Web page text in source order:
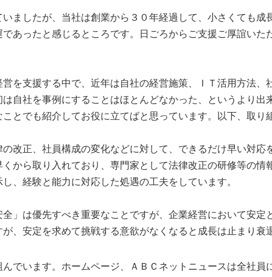
ましたが、当社は創業から３０年経過して、小さくても成
あったと感じるところです。日ごろからご支援ご厚誼いた
を支援する中で、近年は自社の経営施策、ＩＴ活用方法、
自社を事例にすることはほとんどなかった、というより出
とでも紹介してお役に立てばと思っています。以下、取り
改正、社員構成の変化などに対して、できるだけ早い対応
から取り入れており、専門家として法律改正の研修等の情
、経験と能力に対応した処遇の工夫をしています。
」は優先すべき重要なことですが、企業経営において安定
、安定を求めて挑戦する意欲がなくなると成長は止まり衰
でいます。ホームページ、ＡＢＣネットニュースは全社員